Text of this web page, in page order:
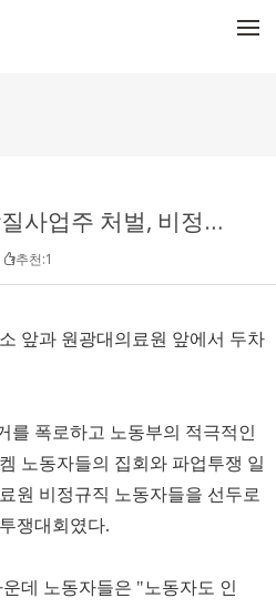
업주 처벌, 비정규직 철폐
추천:1
앞과 원광대의료원 앞에서 두차
를 폭로하고 노동부의 적극적인
노동자들의 집회와 파업투쟁 일
원 비정규직 노동자들을 선두로
쟁대회였다.
데 노동자들은 "노동자도 인